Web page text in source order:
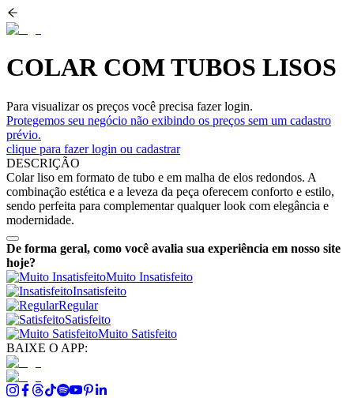
COLAR COM TUBOS LISOS
Para visualizar os preços você precisa fazer login.
Protegemos seu negócio não exibindo os preços sem um cadastro
prévio.
clique para fazer login ou cadastrar
DESCRIÇÃO
Colar liso em formato de tubo e em malha de elos redondos. A
combinação estética e a leveza da peça oferecem conforto e estilo,
sendo perfeita para complementar qualquer look com elegância e
modernidade.
De forma geral, como você avalia sua experiência em nosso site
hoje?
Muito Insatisfeito
Insatisfeito
Regular
Satisfeito
Muito Satisfeito
BAIXE O APP: